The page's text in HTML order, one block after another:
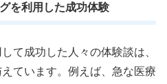
を利用した成功体験
て成功した人々の体験談は、
ています。例えば、急な医療